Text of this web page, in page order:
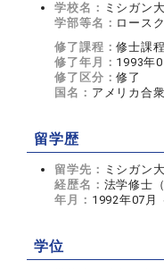
学校名： ミシガン
学部等名： ロース
修了課程：修士課程
修了年月： 1993年
修了区分：修了
国名： アメリカ合
留学歴
留学先： ミシガン
経歴名： 法学修士
年月： 1992年07月
学位